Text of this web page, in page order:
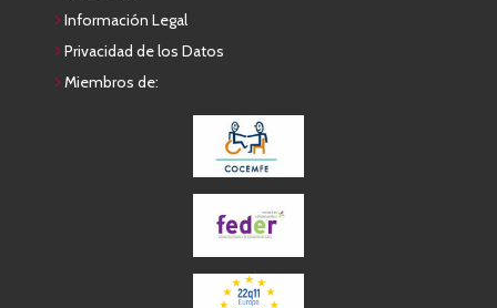
Información Legal
Privacidad de los Datos
Miembros de: